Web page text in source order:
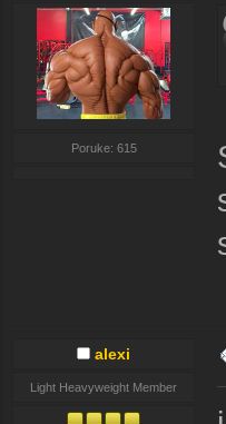
Poruke: 615
alexi
Light Heavyweight Member